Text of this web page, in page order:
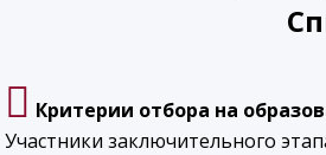
Критерии отбора на
Участники заключительного